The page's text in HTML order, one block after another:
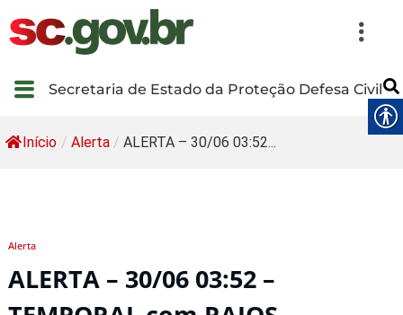
Secretaria de Estado da Proteção Defesa Civil
Início / Alerta / ALERTA – 30/06 03:52...
Alerta
ALERTA – 30/06 03:52 –